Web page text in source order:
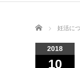
Home 妊活に
2018
10